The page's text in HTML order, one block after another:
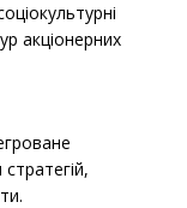
акціонерних